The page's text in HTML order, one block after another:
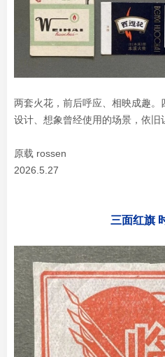
两套火花，前后呼应、相映成趣
设计、想象曾经使用的场景，依旧
原载 rossen
2026.5.27
三面红旗